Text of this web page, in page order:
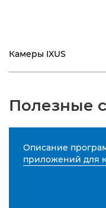
Камеры IXUS
Полезные
Описание
приложений для